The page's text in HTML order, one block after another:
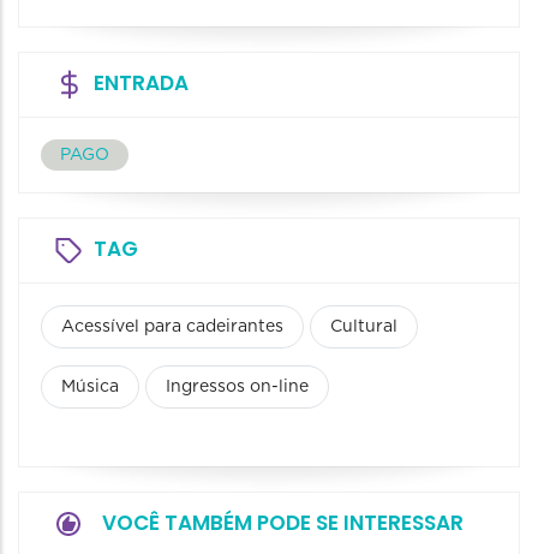
ENTRADA
PAGO
TAG
Acessível para cadeirantes Cultural
Música Ingressos on-line
VOCÊ TAMBÉM PODE SE INTERESSAR